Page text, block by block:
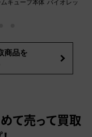
キューブ本体 バイオレッ
商品を
て売って 買取